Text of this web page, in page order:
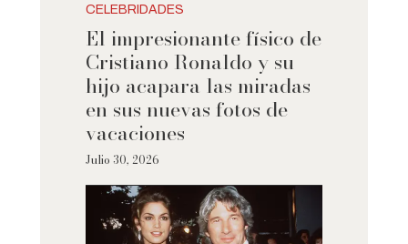
CELEBRIDADES
El impresionante físico de
Cristiano Ronaldo y su
hijo acapara las miradas
en sus nuevas fotos de
vacaciones
Julio 30, 2026